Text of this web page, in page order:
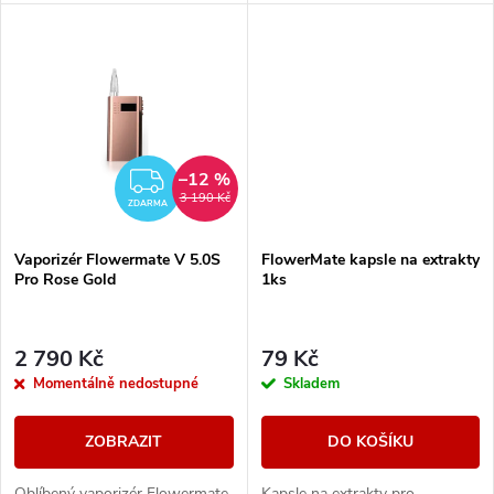
k
ZDARMA
ZDARMA 3 190 Kč
–12 %
Vaporizér Flowermate V 5.0S
Pro Rose Gold
2 790 Kč
Momentálně nedostupné
ZOBRAZIT
FlowerMate kapsle na extrakty
1ks
79 Kč
Skladem
DO KOŠÍKU